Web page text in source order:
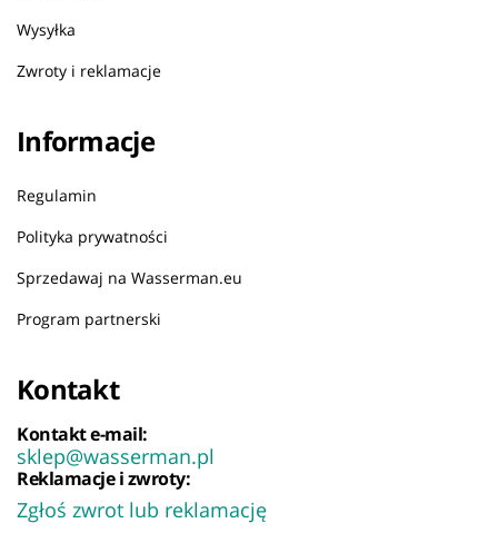
Wysyłka
Zwroty i reklamacje
Informacje
Regulamin
Polityka prywatności
Sprzedawaj na Wasserman.eu
Program partnerski
Kontakt
Kontakt e-mail:
sklep@wasserman.pl
Reklamacje i zwroty:
Zgłoś zwrot lub reklamację